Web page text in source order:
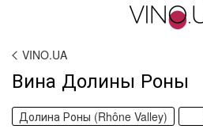
VINO.UA
Вина Долины Роны
Долина Роны (Rhône Valley)